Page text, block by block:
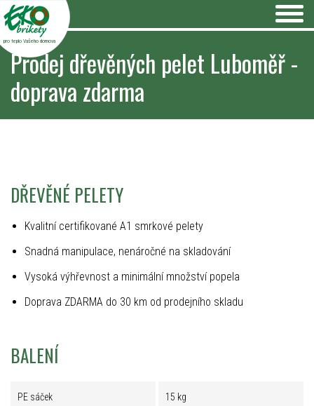
pro teplo Vašeho domova
Prodej dřevěných pelet Luboměř -
doprava zdarma
DŘEVĚNÉ PELETY
Kvalitní certifikované A1 smrkové pelety
Snadná manipulace, nenáročné na skladování
Vysoká výhřevnost a minimální množství popela
Doprava ZDARMA do 30 km od prodejního skladu
BALENÍ
PE sáček 15 kg